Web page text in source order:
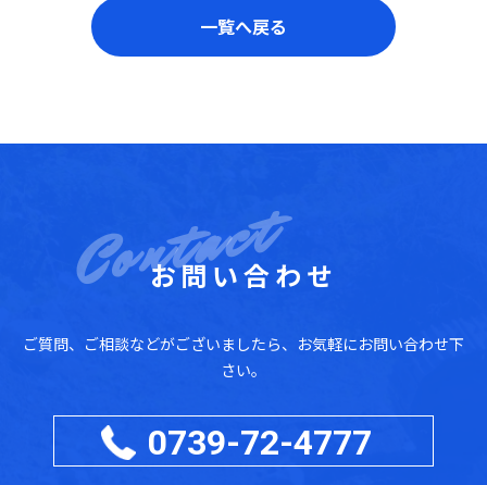
一覧へ戻る
お問い合わせ
ご質問、ご相談などがございましたら、お気軽にお問い合わせ下
さい。
0739-72-4777